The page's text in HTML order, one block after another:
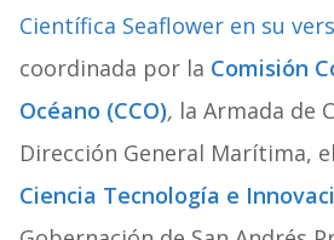
Científica Seaflower en su
coordinada por la Comisión
Océano (CCO), la Armada de
Dirección General Marítima, el
Ciencia Tecnología e